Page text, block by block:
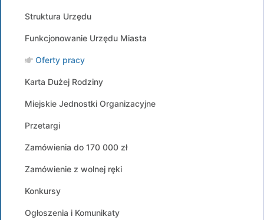
Struktura Urzędu
Funkcjonowanie Urzędu Miasta
Oferty pracy
Karta Dużej Rodziny
Miejskie Jednostki Organizacyjne
Przetargi
Zamówienia do 170 000 zł
Zamówienie z wolnej ręki
Konkursy
Ogłoszenia i Komunikaty